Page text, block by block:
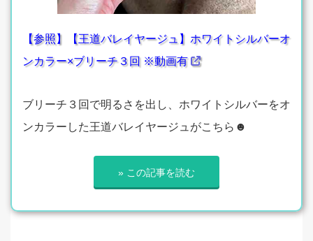
【参照】【王道バレイヤージュ】ホワイトシルバーオ
ンカラー×ブリーチ３回 ※動画有
ブリーチ３回で明るさを出し、ホワイトシルバーをオ
ンカラーした王道バレイヤージュがこちら☻
» この記事を読む